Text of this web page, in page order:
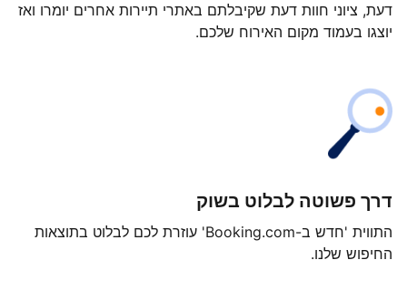
דעת, ציוני חוות דעת שקיבלתם באתרי תיירות אחרים יומרו ואז
יוצגו בעמוד מקום האירוח שלכם.
דרך פשוטה לבלוט בשוק
התווית 'חדש ב-Booking.com' עוזרת לכם לבלוט בתוצאות
החיפוש שלנו.